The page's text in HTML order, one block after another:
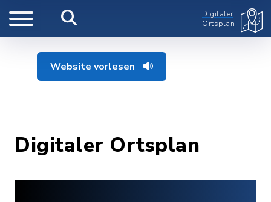
Digitaler
Ortsplan
Website vorlesen
Digitaler Ortsplan